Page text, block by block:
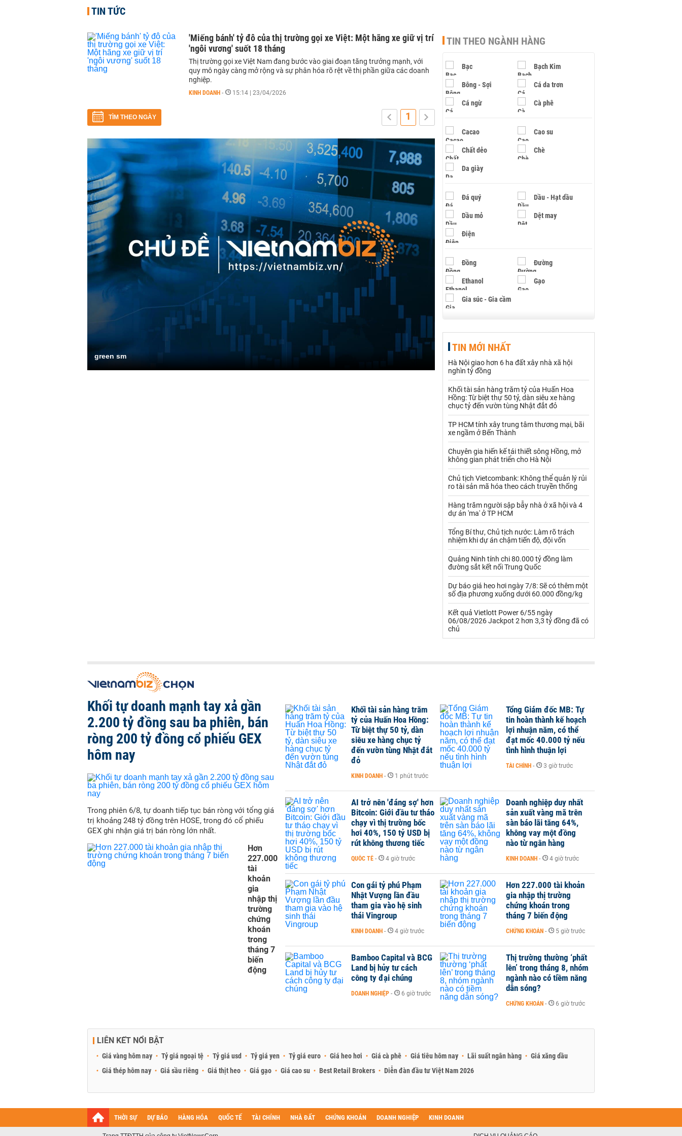
TIN TỨC
'Miếng bánh' tỷ đô của thị trường gọi xe Việt: Một hãng xe giữ vị trí
'ngôi vương' suốt 18 tháng
Thị trường gọi xe Việt Nam đang bước vào giai đoạn tăng trưởng mạnh, với
quy mô ngày càng mở rộng và sự phân hóa rõ rệt về thị phần giữa các doanh
nghiệp.
KINH DOANH - 15:14 | 23/04/2026
TÌM THEO NGÀY 1
green sm
TIN THEO NGÀNH HÀNG
Bạc Bạch Kim
Bông - Sợi Cá da trơn
Cá ngừ Cà phê
Cacao Cao su
Chất dẻo Chè
Da giày
Đá quý Dầu - Hạt dầu
Dầu mỏ Dệt may
Điện
Đồng Đường
Ethanol Gạo
Gia súc - Gia cầm
Hạt điều
Khí đốt
Kim loại khác Mắc ca
Muối
Nhựa - Hạt nhựa
Palladium Phân bón
Rau - Củ -Quả Sắt thép
Sữa
Than Thức ăn chăn nuôi
Thủy hải sản khác Tôm
Vàng
VLXD khác Xăng dầu
Xi măng - Clynker
TIN MỚI NHẤT
Hà Nội giao hơn 6 ha đất xây nhà xã hội
nghìn tỷ đồng
Khối tài sản hàng trăm tỷ của Huấn Hoa
Hồng: Từ biệt thự 50 tỷ, dàn siêu xe hàng
chục tỷ đến vườn tùng Nhật đắt đỏ
TP HCM tính xây trung tâm thương mại, bãi
xe ngầm ở Bến Thành
Chuyên gia hiến kế tái thiết sông Hồng, mở
không gian phát triển cho Hà Nội
Chủ tịch Vietcombank: Không thể quản lý rủi
ro tài sản mã hóa theo cách truyền thống
Hàng trăm người sập bẫy nhà ở xã hội và 4
dự án 'ma' ở TP HCM
Tổng Bí thư, Chủ tịch nước: Làm rõ trách
nhiệm khi dự án chậm tiến độ, đội vốn
Quảng Ninh tính chi 80.000 tỷ đồng làm
đường sắt kết nối Trung Quốc
Dự báo giá heo hơi ngày 7/8: Sẽ có thêm một
số địa phương xuống dưới 60.000 đồng/kg
Kết quả Vietlott Power 6/55 ngày
06/08/2026 Jackpot 2 hơn 3,3 tỷ đồng đã có
chủ
Khối tự doanh mạnh tay xả gần
2.200 tỷ đồng sau ba phiên, bán
ròng 200 tỷ đồng cổ phiếu GEX
hôm nay
Trong phiên 6/8, tự doanh tiếp tục bán ròng với tổng giá
trị khoảng 248 tỷ đồng trên HOSE, trong đó cổ phiếu
GEX ghi nhận giá trị bán ròng lớn nhất.
Hơn
227.000
tài
khoản
gia
nhập thị
trường
chứng
khoán
trong
tháng 7
biến
động
Khối tài sản hàng trăm
tỷ của Huấn Hoa Hồng:
Từ biệt thự 50 tỷ, dàn
siêu xe hàng chục tỷ
đến vườn tùng Nhật đắt
đỏ
KINH DOANH - 1 phút trước
Tổng Giám đốc MB: Tự
tin hoàn thành kế hoạch
lợi nhuận năm, có thể
đạt mốc 40.000 tỷ nếu
tình hình thuận lợi
TÀI CHÍNH - 3 giờ trước
AI trở nên 'đáng sợ' hơn
Bitcoin: Giới đầu tư tháo
chạy vì thị trường bốc
hơi 40%, 150 tỷ USD bị
rút không thương tiếc
QUỐC TẾ - 4 giờ trước
Doanh nghiệp duy nhất
sản xuất vàng mã trên
sàn báo lãi tăng 64%,
không vay một đồng
nào từ ngân hàng
KINH DOANH - 4 giờ trước
Con gái tỷ phú Phạm
Nhật Vượng lần đầu
tham gia vào hệ sinh
thái Vingroup
KINH DOANH - 4 giờ trước
Hơn 227.000 tài khoản
gia nhập thị trường
chứng khoán trong
tháng 7 biến động
CHỨNG KHOÁN - 5 giờ trước
Bamboo Capital và BCG
Land bị hủy tư cách
công ty đại chúng
DOANH NGHIỆP - 6 giờ trước
Thị trường thường ‘phất
lên’ trong tháng 8, nhóm
ngành nào có tiềm năng
dẫn sóng?
CHỨNG KHOÁN - 6 giờ trước
LIÊN KẾT NỔI BẬT
Giá vàng hôm nay Tỷ giá ngoại tệ Tỷ giá usd Tỷ giá yen Tỷ giá euro Giá heo hơi Giá cà phê Giá tiêu hôm nay Lãi suất ngân hàng
Giá xăng dầu
Giá thép hôm nay
Giá sầu riêng Giá thịt heo Giá gạo Giá cao su Best Retail Brokers Diễn đàn đầu tư Việt Nam 2026
THỜI SỰ DỰ BÁO HÀNG HÓA QUỐC TẾ TÀI CHÍNH NHÀ ĐẤT CHỨNG KHOÁN DOANH NGHIỆP KINH DOANH